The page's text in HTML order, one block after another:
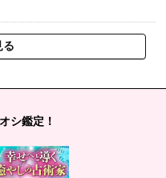
る
シ鑑定！